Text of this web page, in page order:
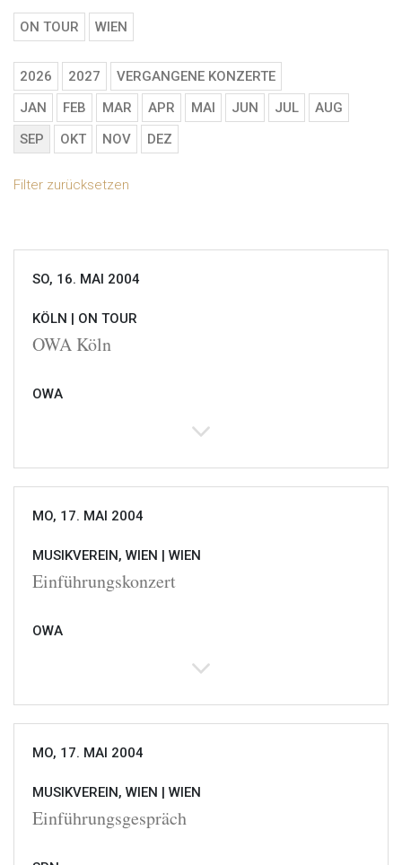
ON TOUR WIEN
2026 2027
VERGANGENE KONZERTE
JAN
FEB MAR APR MAI JUN JUL
AUG
SEP
OKT NOV DEZ
Filter zurücksetzen
SO, 16. MAI 2004
KÖLN | ON TOUR
OWA Köln
OWA
MO, 17. MAI 2004
MUSIKVEREIN, WIEN | WIEN
Einführungskonzert
OWA
MO, 17. MAI 2004
MUSIKVEREIN, WIEN | WIEN
Einführungsgespräch